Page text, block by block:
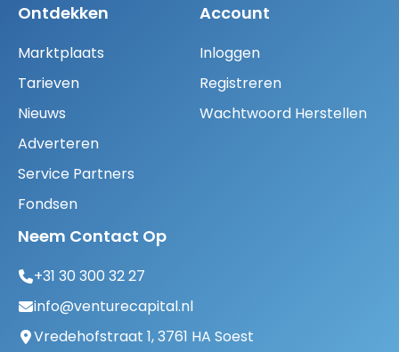
Ontdekken
Marktplaats
Tarieven
Nieuws
Adverteren
Service Partners
Fondsen
Account
Inloggen
Registreren
Wachtwoord Herstellen
Neem Contact Op
+31 30 300 32 27
info@venturecapital.nl
Vredehofstraat 1, 3761 HA Soest